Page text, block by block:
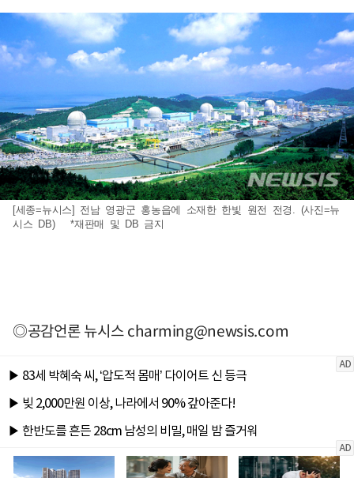
[세종=뉴시스] 전남 영광군 홍농읍에 소재한 한빛 원전 전경. (사진=뉴
시스 DB) *재판매 및 DB 금지
◎공감언론 뉴시스charming@newsis.com